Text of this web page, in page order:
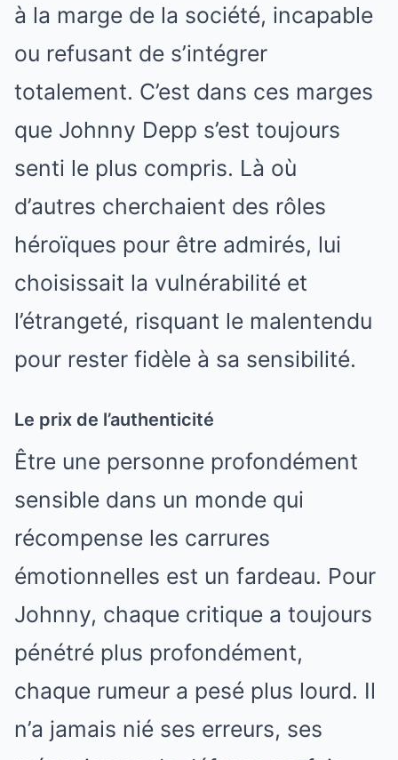
à la marge de la société, incapable
ou refusant de s’intégrer
totalement. C’est dans ces marges
que Johnny Depp s’est toujours
senti le plus compris. Là où
d’autres cherchaient des rôles
héroïques pour être admirés, lui
choisissait la vulnérabilité et
l’étrangeté, risquant le malentendu
pour rester fidèle à sa sensibilité.
Le prix de l’authenticité
Être une personne profondément
sensible dans un monde qui
récompense les carrures
émotionnelles est un fardeau. Pour
Johnny, chaque critique a toujours
pénétré plus profondément,
chaque rumeur a pesé plus lourd. Il
n’a jamais nié ses erreurs, ses